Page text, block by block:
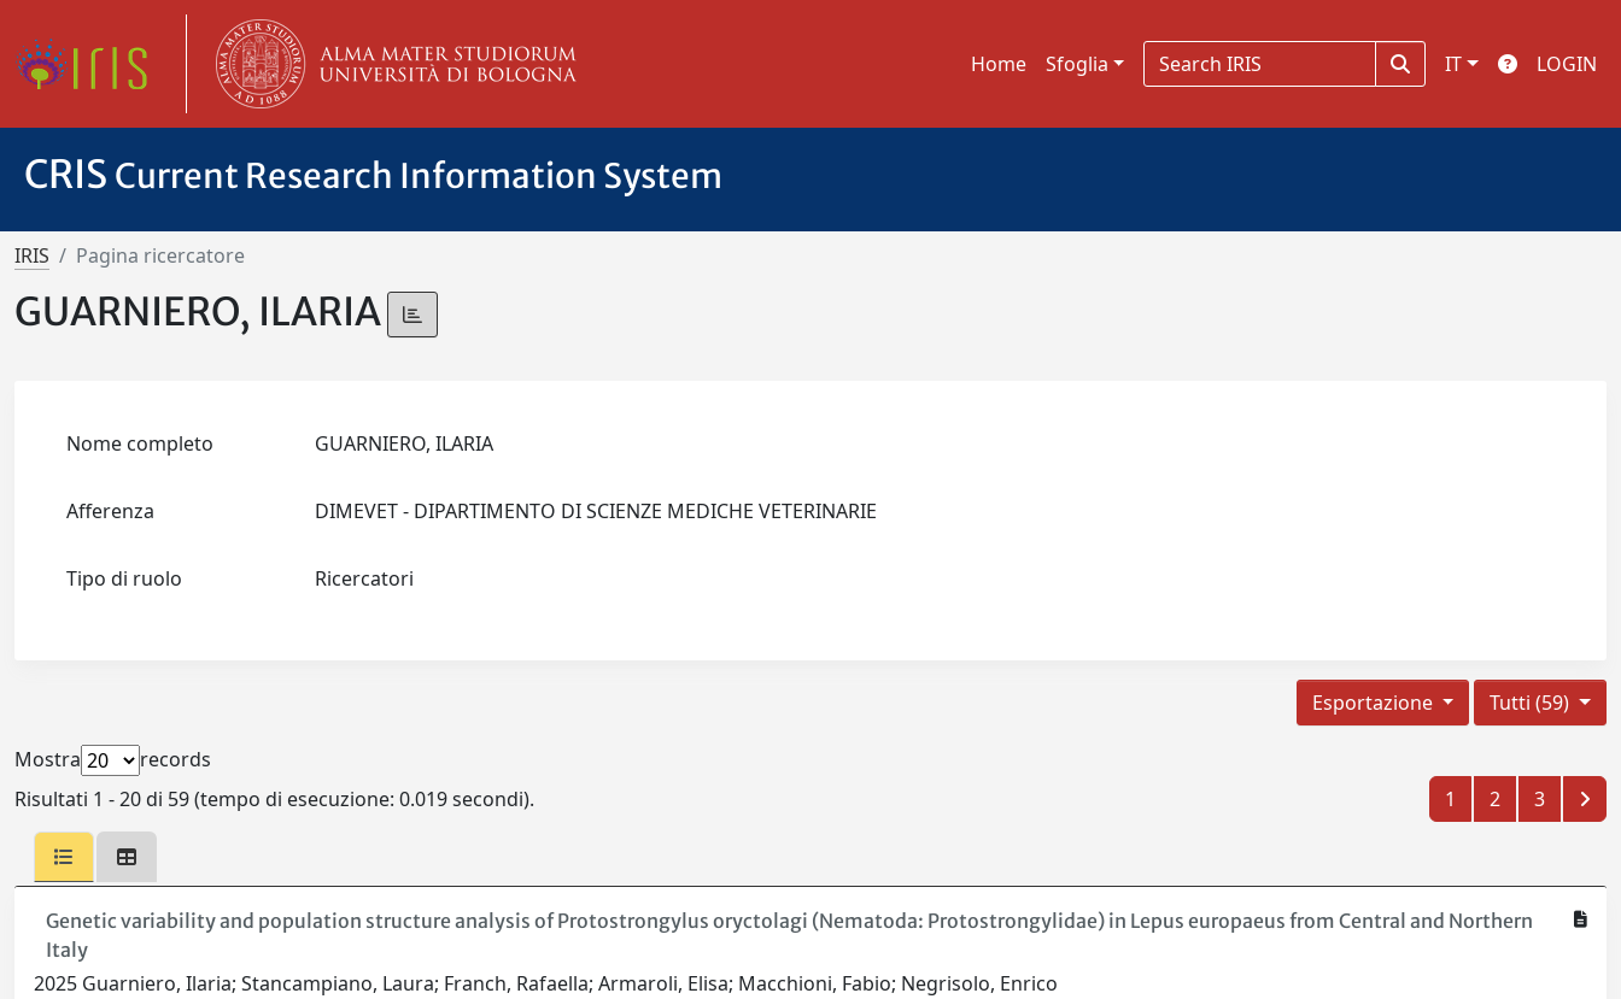
Home Sfoglia IT LOGIN
CRIS Current Research Information System
IRIS Pagina ricercatore
GUARNIERO, ILARIA
Nome completo GUARNIERO, ILARIA
Afferenza DIMEVET - DIPARTIMENTO DI SCIENZE MEDICHE VETERINARIE
Tipo di ruolo Ricercatori
Tutti (59)
Esportazione
Mostra
records
Risultati 1 - 20 di 59 (tempo di esecuzione: 0.019 secondi).
1 2 3
Genetic variability and population structure analysis of Protostrongylus oryctolagi (Nematoda: Protostrongylidae) in Lepus europaeus from Central and Northern
Italy
2025 Guarniero, Ilaria; Stancampiano, Laura; Franch, Rafaella; Armaroli, Elisa; Macchioni, Fabio; Negrisolo, Enrico